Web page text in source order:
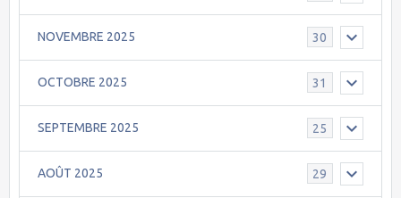
NOVEMBRE 2025 30
OCTOBRE 2025 31
SEPTEMBRE 2025 25
AOÛT 2025 29